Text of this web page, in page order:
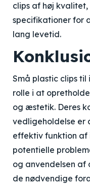
clips af høj
specifikationer for
lang levetid.
Små plastic clips
rolle i at
og æstetik. Deres
vedligeholdelse er
effektiv funktion
potentielle
og anvendelsen af
de nødvendige